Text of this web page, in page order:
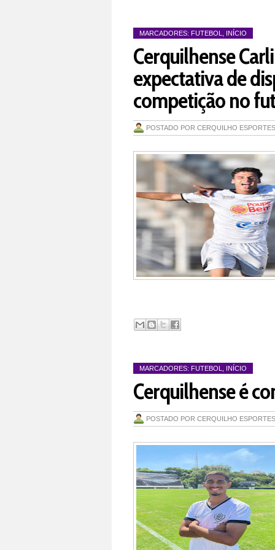
MARCADORES: FUTEBOL INÍCIO
Cerquilhense
expectativa de
competição no
POSTADO POR CERQUILHO ESPORTES
MARCADORES: FUTEBOL INÍCIO
Cerquilhense é
POSTADO POR CERQUILHO ESPORTES